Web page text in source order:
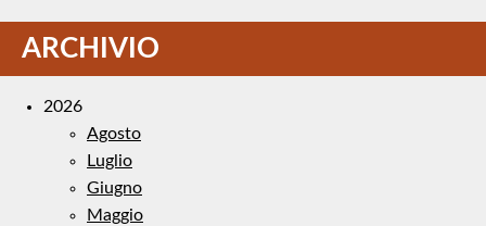
ARCHIVIO
2026
Agosto
Luglio
Giugno
Maggio